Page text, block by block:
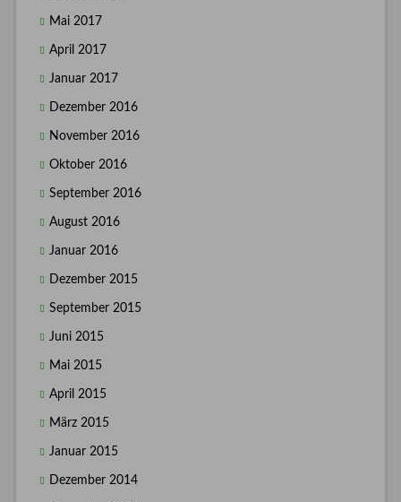
Mai 2017
April 2017
Januar 2017
Dezember 2016
November 2016
Oktober 2016
September 2016
August 2016
Januar 2016
Dezember 2015
September 2015
Juni 2015
Mai 2015
April 2015
März 2015
Januar 2015
Dezember 2014